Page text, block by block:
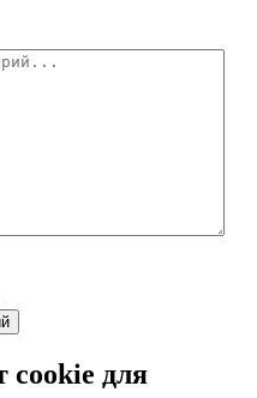
cookie для